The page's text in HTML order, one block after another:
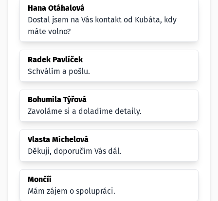
Hana Otáhalová
Dostal jsem na Vás kontakt od Kubáta, kdy
máte volno?
Radek Pavlíček
Schválím a pošlu.
Bohumila Týřová
Zavoláme si a doladíme detaily.
Vlasta Michelová
Děkuji, doporučím Vás dál.
Mončíí
Mám zájem o spolupráci.